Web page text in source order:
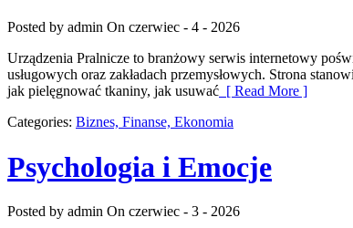
Posted by admin On czerwiec - 4 - 2026
Urządzenia Pralnicze to branżowy serwis internetowy
usługowych oraz zakładach przemysłowych. Strona
jak pielęgnować tkaniny, jak usuwać [ Read More ]
Categories: Biznes, Finanse, Ekonomia
Psychologia i Emocje
Posted by admin On czerwiec - 3 - 2026